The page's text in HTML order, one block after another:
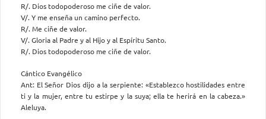
R/. Dios todopoderoso me ciñe de valor.
V/. Y me enseña un camino perfecto.
R/. Me ciñe de valor.
V/. Gloria al Padre y al Hijo y al Espíritu Santo.
R/. Dios todopoderoso me ciñe de valor.
Cántico Evangélico
Ant: El Señor Dios dijo a la serpiente: «Establezco hostilidades entre
ti y la mujer, entre tu estirpe y la suya; ella te herirá en la cabeza.»
Aleluya.